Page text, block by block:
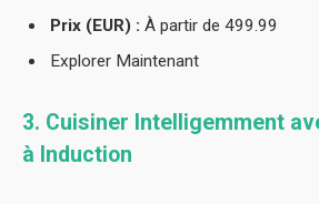
Prix (EUR) : À partir de 499.99
Explorer Maintenant
3. Cuisiner Intelligemment
à Induction